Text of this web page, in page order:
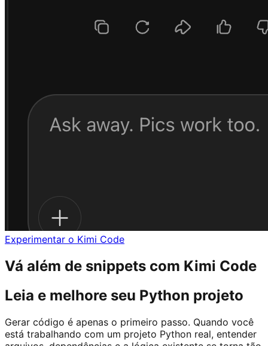
Experimentar o Kimi Code
Vá além de snippets com Kimi Code
Leia e melhore seu Python projeto
Gerar código é apenas o primeiro passo. Quando você
está trabalhando com um projeto Python real, entender